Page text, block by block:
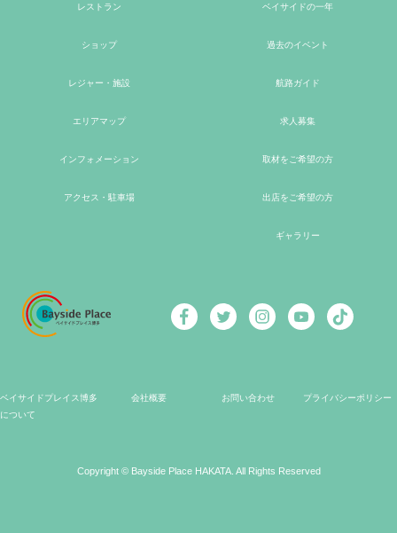
レストラン
ショップ
レジャー・施設
エリアマップ
インフォメーション
アクセス・駐車場
ベイサイドの一年
過去のイベント
航路ガイド
求人募集
取材をご希望の方
出店をご希望の方
ギャラリー
ベイサイドプレイス博多
について
会社概要 お問い合わせ プライバシーポリシー
Copyright © Bayside Place HAKATA. All Rights Reserved